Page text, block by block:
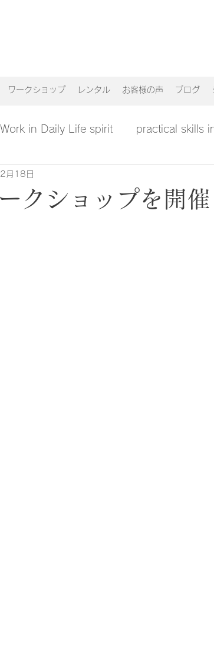
ワークショップ レンタル お客様の声 ブログ
Work in Daily Life spirit practical skills
クショップを開
月18日